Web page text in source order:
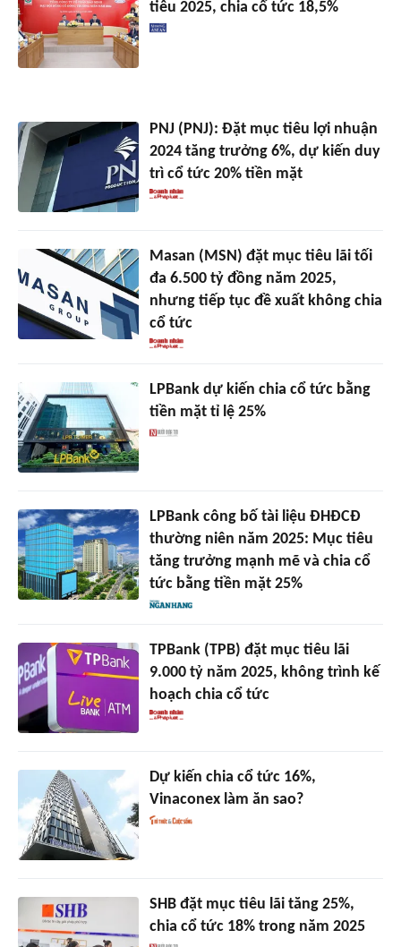
tiêu 2025, chia cổ tức 18,5%
PNJ (PNJ): Đặt mục tiêu lợi nhuận
2024 tăng trưởng 6%, dự kiến duy
trì cổ tức 20% tiền mặt
Masan (MSN) đặt mục tiêu lãi tối
đa 6.500 tỷ đồng năm 2025,
nhưng tiếp tục đề xuất không chia
cổ tức
LPBank dự kiến chia cổ tức bằng
tiền mặt tỉ lệ 25%
LPBank công bố tài liệu ĐHĐCĐ
thường niên năm 2025: Mục tiêu
tăng trưởng mạnh mẽ và chia cổ
tức bằng tiền mặt 25%
TPBank (TPB) đặt mục tiêu lãi
9.000 tỷ năm 2025, không trình kế
hoạch chia cổ tức
Dự kiến chia cổ tức 16%,
Vinaconex làm ăn sao?
SHB đặt mục tiêu lãi tăng 25%,
chia cổ tức 18% trong năm 2025